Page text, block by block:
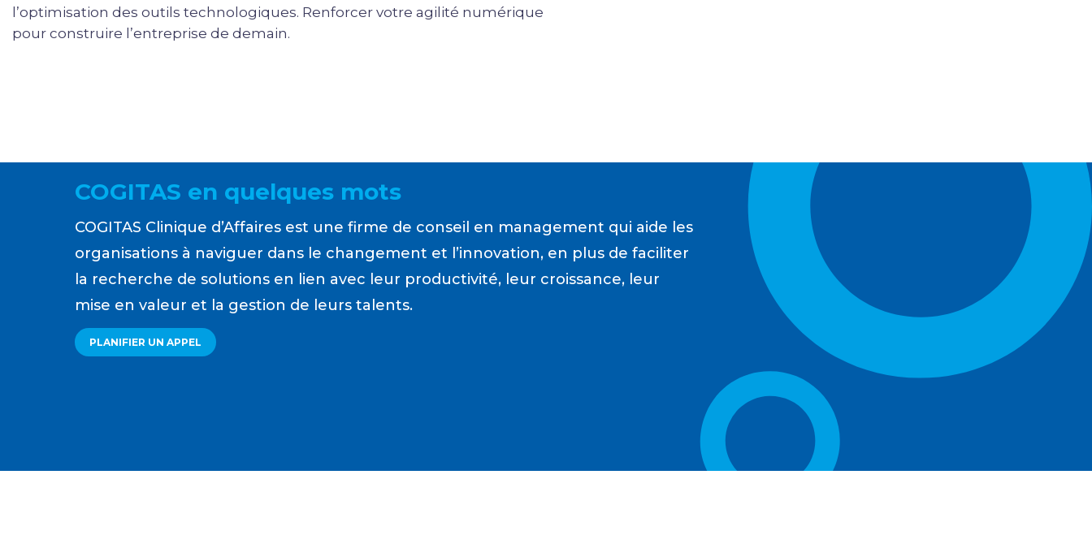
l’optimisation des outils technologiques. Renforcer votre agilité numérique
pour construire l’entreprise de demain.
COGITAS en quelques mots
COGITAS Clinique d’Affaires est une firme de conseil en management qui aide les
organisations à naviguer dans le changement et l’innovation, en plus de faciliter
la recherche de solutions en lien avec leur productivité, leur croissance, leur
mise en valeur et la gestion de leurs talents.
PLANIFIER UN APPEL